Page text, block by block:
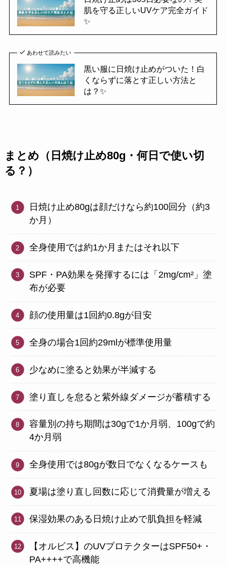
肌を守る正しいUVケア完全ガイド
✨
あわせて読みたい
黒い服に日焼け止めがついた！白
くならずに落とす正しい方法と
は？✨
まとめ（日焼け止め80g・何日で使い切
る？）
日焼け止め80gは顔だけなら約100回分（約3
か月）
全身使用では約1か月またはそれ以下
SPF・PA効果を発揮するには「2mg/cm²」塗
布が必要
顔の使用量は1回約0.8gが目安
全身の場合1回約29mlが標準使用量
少なめに塗ると効果が半減する
塗り直しを怠ると紫外線ダメージが蓄積する
容量別の持ち期間は30gで1か月弱、100gで約
4か月弱
全身使用では80gが数日でなくなるケースも
夏場は塗り直し回数に応じて消費量が増える
保湿効果のある日焼け止めで肌負担を軽減
【オルビス】のUVプロテクターはSPF50+・
PA++++で高機能